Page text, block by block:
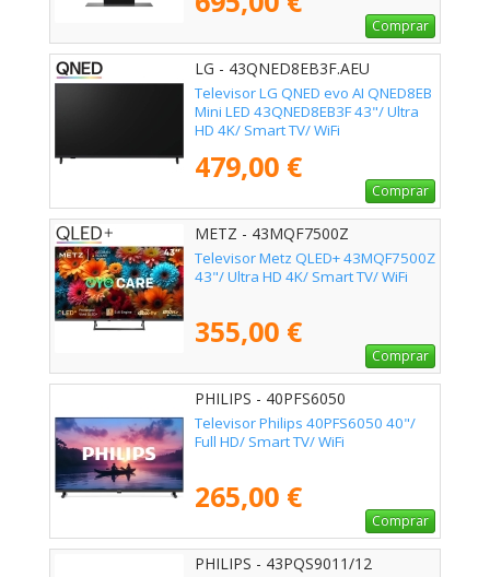
Comprar
LG - 43QNED8EB3F.AEU
Televisor LG QNED evo AI QNED8EB
Mini LED 43QNED8EB3F 43"/ Ultra
HD 4K/ Smart TV/ WiFi
479,00 €
Comprar
METZ - 43MQF7500Z
Televisor Metz QLED+ 43MQF7500Z
43"/ Ultra HD 4K/ Smart TV/ WiFi
355,00 €
Comprar
PHILIPS - 40PFS6050
Televisor Philips 40PFS6050 40"/
Full HD/ Smart TV/ WiFi
265,00 €
Comprar
PHILIPS - 43PQS9011/12